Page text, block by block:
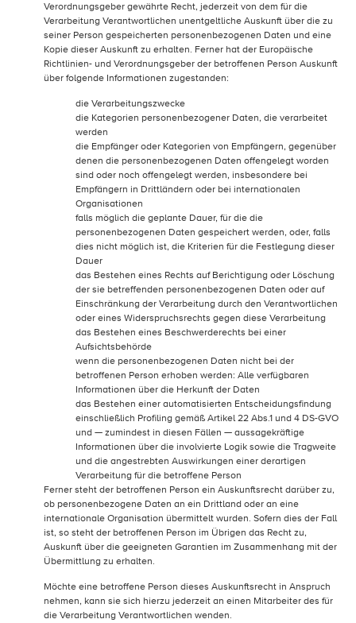
Verordnungsgeber gewährte Recht, jederzeit von dem für die
Verarbeitung Verantwortlichen unentgeltliche Auskunft über die zu
seiner Person gespeicherten personenbezogenen Daten und eine
Kopie dieser Auskunft zu erhalten. Ferner hat der Europäische
Richtlinien- und Verordnungsgeber der betroffenen Person Auskunft
über folgende Informationen zugestanden:
die Verarbeitungszwecke
die Kategorien personenbezogener Daten, die verarbeitet
werden
die Empfänger oder Kategorien von Empfängern, gegenüber
denen die personenbezogenen Daten offengelegt worden
sind oder noch offengelegt werden, insbesondere bei
Empfängern in Drittländern oder bei internationalen
Organisationen
falls möglich die geplante Dauer, für die die
personenbezogenen Daten gespeichert werden, oder, falls
dies nicht möglich ist, die Kriterien für die Festlegung dieser
Dauer
das Bestehen eines Rechts auf Berichtigung oder Löschung
der sie betreffenden personenbezogenen Daten oder auf
Einschränkung der Verarbeitung durch den Verantwortlichen
oder eines Widerspruchsrechts gegen diese Verarbeitung
das Bestehen eines Beschwerderechts bei einer
Aufsichtsbehörde
wenn die personenbezogenen Daten nicht bei der
betroffenen Person erhoben werden: Alle verfügbaren
Informationen über die Herkunft der Daten
das Bestehen einer automatisierten Entscheidungsfindung
einschließlich Profiling gemäß Artikel 22 Abs.1 und 4 DS-GVO
und — zumindest in diesen Fällen — aussagekräftige
Informationen über die involvierte Logik sowie die Tragweite
und die angestrebten Auswirkungen einer derartigen
Verarbeitung für die betroffene Person
Ferner steht der betroffenen Person ein Auskunftsrecht darüber zu,
ob personenbezogene Daten an ein Drittland oder an eine
internationale Organisation übermittelt wurden. Sofern dies der Fall
ist, so steht der betroffenen Person im Übrigen das Recht zu,
Auskunft über die geeigneten Garantien im Zusammenhang mit der
Übermittlung zu erhalten.
Möchte eine betroffene Person dieses Auskunftsrecht in Anspruch
nehmen, kann sie sich hierzu jederzeit an einen Mitarbeiter des für
die Verarbeitung Verantwortlichen wenden.